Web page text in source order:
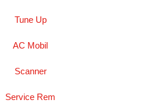
Tune Up
AC Mobil
Scanner
Service Rem